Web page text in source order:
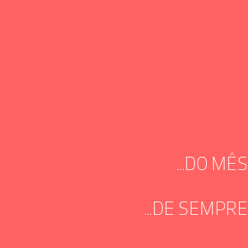
...DO MÊS
...DE SEMPRE